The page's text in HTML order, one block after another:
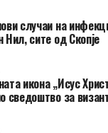
случаи на
Нил, сите од Скопје
икона „Исус
сведоштво за